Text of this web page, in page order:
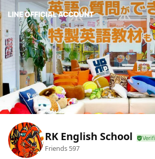
RK English School
Friends 597